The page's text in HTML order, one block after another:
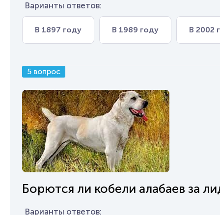
Варианты ответов:
В 1897 году В 1989 году В 2002
5 вопрос
Борются ли кобели алабаев за
Варианты ответов: